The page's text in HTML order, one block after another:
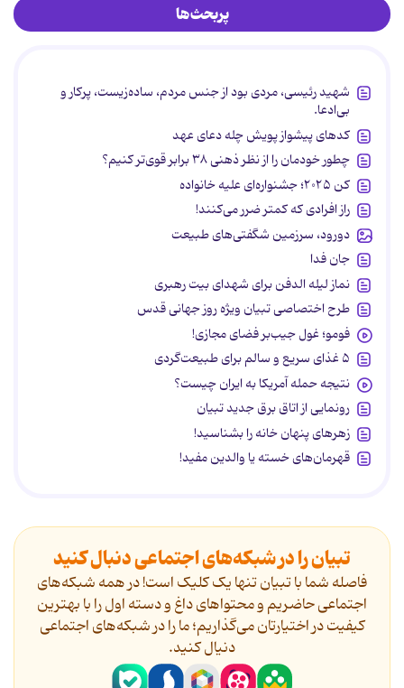
پربحث‌ها
شهید رئیسی، مردی بود از جنس مردم، ساده‌زیست، پرکار و
بی‌ادعا.
کدهای پیشواز پویش چله دعای عهد
چطور خودمان را از نظر ذهنی ۳۸ برابر قوی‌تر کنیم؟
کن ۲۰۲۵؛ جشنواره‌ای علیه خانواده
راز افرادی که کمتر ضرر می‌کنند!
دورود، سرزمین شگفتی‌های طبیعت
جان فدا
نماز لیله الدفن برای شهدای بیت رهبری
طرح اختصاصی تبیان ویژه روز جهانی قدس
فومو؛ غول جیب‌بر فضای مجازی!
۵ غذای سریع و سالم برای طبیعت‌گردی
نتیجه حمله آمریکا به ایران چیست؟
رونمایی از اتاق برق جدید تبیان
زهرهای پنهان خانه را بشناسید!
قهرمان‌های خسته یا والدین مفید!
تبیان را در شبکه‌های اجتماعی دنبال کنید
فاصله شما با تبیان تنها یک کلیک است! در همه شبکه‌های
اجتماعی حاضریم و محتواهای داغ و دسته اول را با بهترین
کیفیت در اختیارتان می‌گذاریم؛ ما را در شبکه‌های اجتماعی
دنیال کنید.